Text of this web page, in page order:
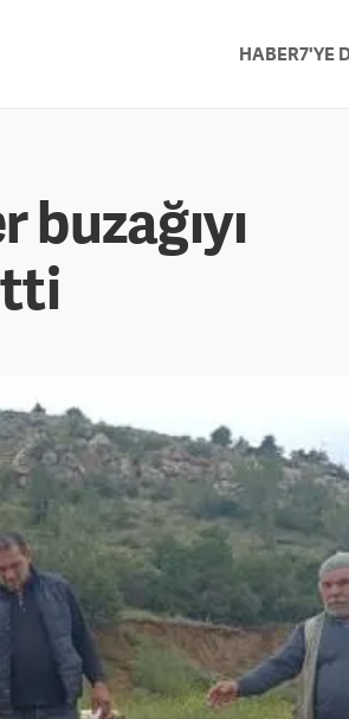
HABER7'YE